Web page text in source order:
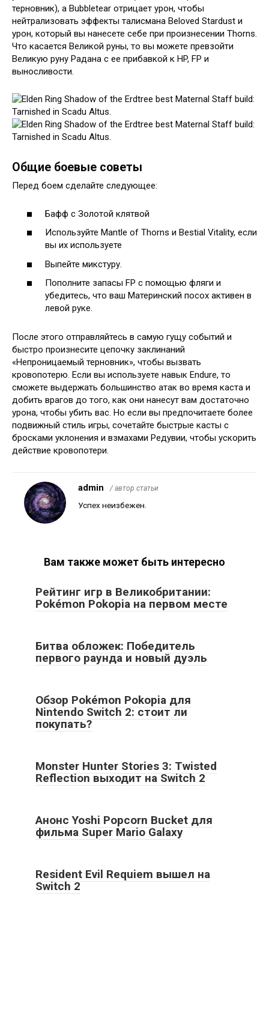
терновник), а Bubbletear отрицает урон, чтобы
нейтрализовать эффекты талисмана Beloved Stardust и
урон, который вы нанесете себе при произнесении Thorns.
Что касается Великой руны, то вы можете превзойти
Великую руну Радана с ее прибавкой к HP, FP и
выносливости.
Общие боевые советы
Перед боем сделайте следующее:
Бафф с Золотой клятвой
Используйте Mantle of Thorns и Bestial Vitality, если
вы их используете
Выпейте микстуру.
Пополните запасы FP с помощью фляги и
убедитесь, что ваш Материнский посох активен в
левой руке.
После этого отправляйтесь в самую гущу событий и
быстро произнесите цепочку заклинаний
«Непроницаемый терновник», чтобы вызвать
кровопотерю. Если вы используете навык Endure, то
сможете выдержать большинство атак во время каста и
добить врагов до того, как они нанесут вам достаточно
урона, чтобы убить вас. Но если вы предпочитаете более
подвижный стиль игры, сочетайте быстрые касты с
бросками уклонения и взмахами Редувии, чтобы ускорить
действие кровопотери.
admin / автор статьи
Успех неизбежен.
Вам также может быть интересно
Рейтинг игр в Великобритании:
Pokémon Pokopia на первом месте
Битва обложек: Победитель
первого раунда и новый дуэль
Обзор Pokémon Pokopia для
Nintendo Switch 2: стоит ли
покупать?
Monster Hunter Stories 3: Twisted
Reflection выходит на Switch 2
Анонс Yoshi Popcorn Bucket для
фильма Super Mario Galaxy
Resident Evil Requiem вышел на
Switch 2